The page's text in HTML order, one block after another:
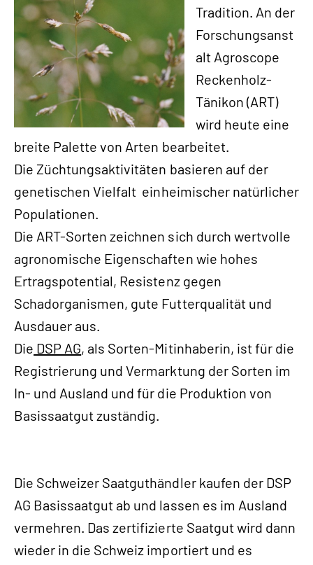
Tradition. An der
Forschungsanst
alt Agroscope
Reckenholz-
Tänikon (ART)
wird heute eine
breite Palette von Arten bearbeitet.
Die Züchtungsaktivitäten basieren auf der
genetischen Vielfalt einheimischer natürlicher
Populationen.
Die ART-Sorten zeichnen sich durch wertvolle
agronomische Eigenschaften wie hohes
Ertragspotential, Resistenz gegen
Schadorganismen, gute Futterqualität und
Ausdauer aus.
Die DSP AG, als Sorten-Mitinhaberin, ist für die
Registrierung und Vermarktung der Sorten im
In- und Ausland und für die Produktion von
Basissaatgut zuständig.
Die Schweizer Saatguthändler kaufen der DSP
AG Basissaatgut ab und lassen es im Ausland
vermehren. Das zertifizierte Saatgut wird dann
wieder in die Schweiz importiert und es